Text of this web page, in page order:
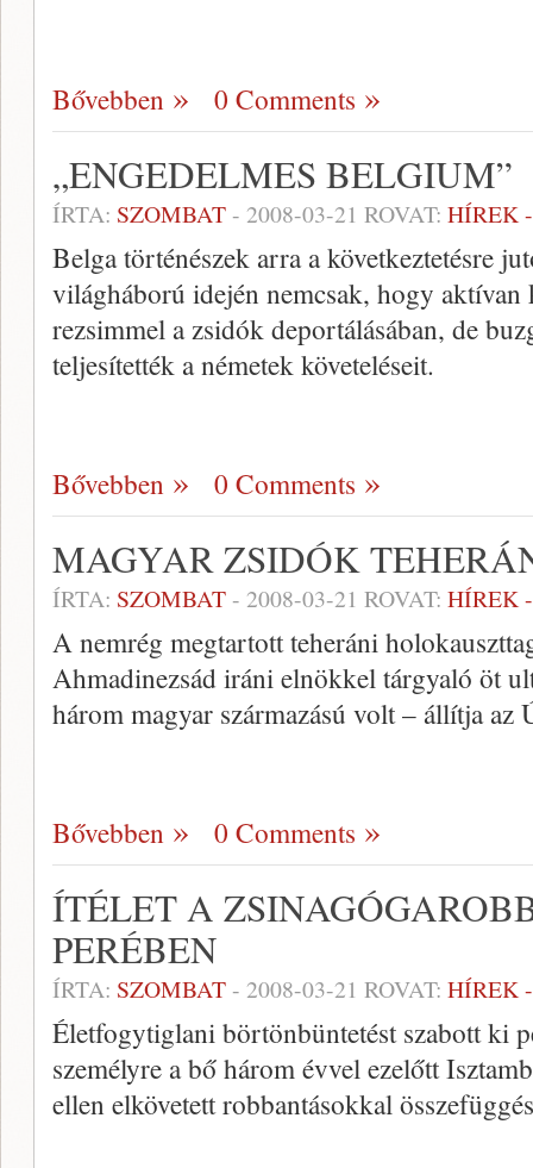
Bővebben 0 Comments
„ENGEDELMES BELGIUM”
ÍRTA: SZOMBAT- 2008-03-21 ROVAT: HÍREK
Belga történészek arra a következtetésre
világháború idején nemcsak, hogy aktívan
rezsimmel a zsidók deportálásában, de
teljesítették a németek követeléseit.
Bővebben 0 Comments
MAGYAR ZSIDÓK
ÍRTA: SZOMBAT- 2008-03-21 ROVAT: HÍREK
A nemrég megtartott teheráni
Ahmadinezsád iráni elnökkel tárgyaló öt
három magyar származású volt – állítja az
Bővebben 0 Comments
ÍTÉLET A
PERÉBEN
ÍRTA: SZOMBAT- 2008-03-21 ROVAT: HÍREK
Életfogytiglani börtönbüntetést szabott ki
személyre a bő három évvel ezelőtt
ellen elkövetett robbantásokkal